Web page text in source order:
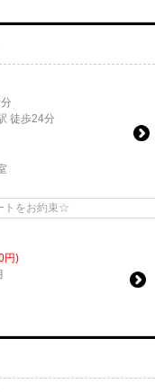
徒歩24分
トをお約束☆
円)